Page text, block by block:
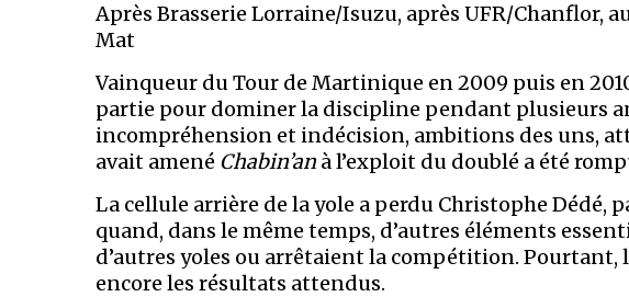
Après Brasserie Lorraine/Isuzu, après UFR/Chanflor,
Mat
Vainqueur du Tour de Martinique en 2009 puis en
partie pour dominer la discipline pendant plusieurs
incompréhension et indécision, ambitions des uns,
avait amené Chabin’an à l’exploit du doublé a été
La cellule arrière de la yole a perdu Christophe Dédé,
quand, dans le même temps, d’autres éléments
d’autres yoles ou arrêtaient la compétition. Pourtant,
encore les résultats attendus.